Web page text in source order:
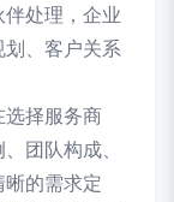
伴处理，企业
、客户关系
选择服务商
团队构成、
的需求定